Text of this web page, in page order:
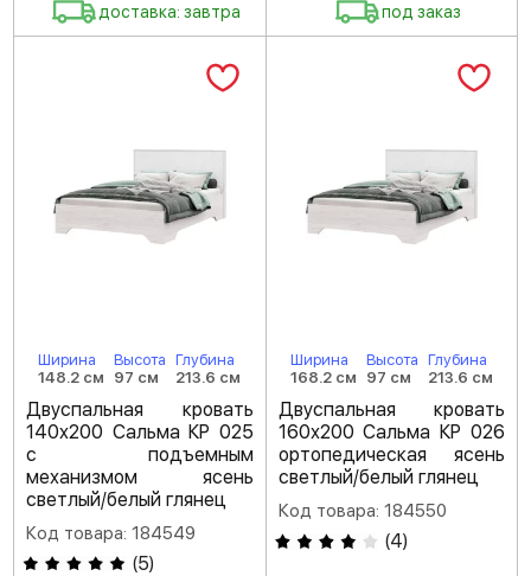
доставка: завтра под заказ
Ширина
148.2 см
Высота
97 см
Глубина
213.6 см
Двуспальная кровать
140х200 Сальма КР 025
с подъемным
механизмом ясень
светлый/белый глянец
Код товара: 184549
(5)
Ширина
168.2 см
Высота
97 см
Глубина
213.6 см
Двуспальная кровать
160х200 Сальма КР 026
ортопедическая ясень
светлый/белый глянец
Код товара: 184550
(4)